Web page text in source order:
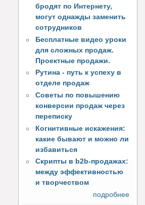
бродят по Интернету,
могут однажды заменить
сотрудников
Бесплатные видео уроки
для сложных продаж.
Проектные продажи.
Рутина - путь к успеху в
отделе продаж
Советы по повышению
конверсии продаж через
переписку
Когнитивные искажения:
какие бывают и можно ли
избавиться
Скрипты в b2b-продажах:
между эффективностью
и творчеством
подробнее